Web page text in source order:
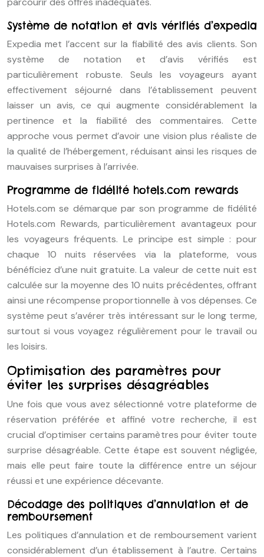
Système de notation et avis vérifiés d’expedia
Expedia met l’accent sur la fiabilité des avis clients. Son
système de notation et d’avis vérifiés est
particulièrement robuste. Seuls les voyageurs ayant
effectivement séjourné dans l’établissement peuvent
laisser un avis, ce qui augmente considérablement la
pertinence et la fiabilité des commentaires. Cette
approche vous permet d’avoir une vision plus réaliste de
la qualité de l’hébergement, réduisant ainsi les risques de
mauvaises surprises à l’arrivée.
Programme de fidélité hotels.com rewards
Hotels.com se démarque par son programme de fidélité
Hotels.com Rewards, particulièrement avantageux pour
les voyageurs fréquents. Le principe est simple : pour
chaque 10 nuits réservées via la plateforme, vous
bénéficiez d’une nuit gratuite. La valeur de cette nuit est
calculée sur la moyenne des 10 nuits précédentes, offrant
ainsi une récompense proportionnelle à vos dépenses. Ce
système peut s’avérer très intéressant sur le long terme,
surtout si vous voyagez régulièrement pour le travail ou
les loisirs.
Optimisation des paramètres pour
éviter les surprises désagréables
Une fois que vous avez sélectionné votre plateforme de
réservation préférée et affiné votre recherche, il est
crucial d’optimiser certains paramètres pour éviter toute
surprise désagréable. Cette étape est souvent négligée,
mais elle peut faire toute la différence entre un séjour
réussi et une expérience décevante.
Décodage des politiques d’annulation et de
remboursement
Les politiques d’annulation et de remboursement varient
considérablement d’un établissement à l’autre. Certains